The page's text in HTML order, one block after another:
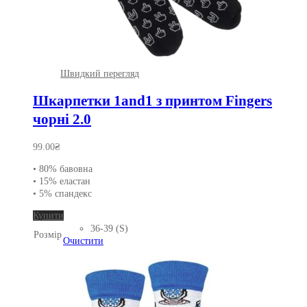
Швидкий перегляд
Шкарпетки 1and1 з принтом Fingers
чорні 2.0
99.00₴
• 80% бавовна
• 15% еластан
• 5% спандекс
Купити
товар
має
Параметри
можна
вибрати
Розмір
36-39 (S)
Очистити